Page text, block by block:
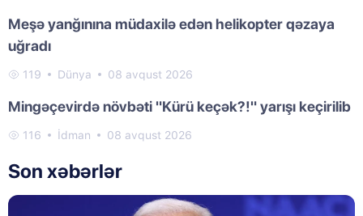
Meşə yanğınına müdaxilə edən helikopter qəzaya
uğradı
119 Dünya 08 avqust 2026
Mingəçevirdə növbəti "Kürü keçək?!" yarışı keçirilib
116 İdman 08 avqust 2026
Son xəbərlər